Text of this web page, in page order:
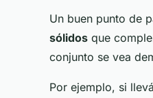
Un buen punto de
sólidos que
conjunto se vea
Por ejemplo, si